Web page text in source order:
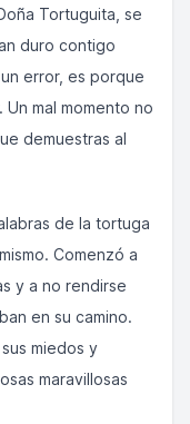
Tortuguita, se
duro contigo
error, es porque
mal momento no
demuestras al
de la tortuga
Comenzó a
y a no rendirse
en su camino.
miedos y
maravillosas